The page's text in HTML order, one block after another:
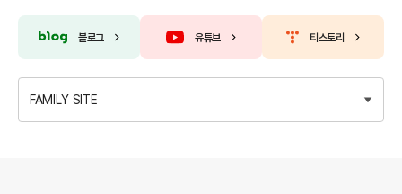
블로그 유튜브 티스토리
FAMILY SITE